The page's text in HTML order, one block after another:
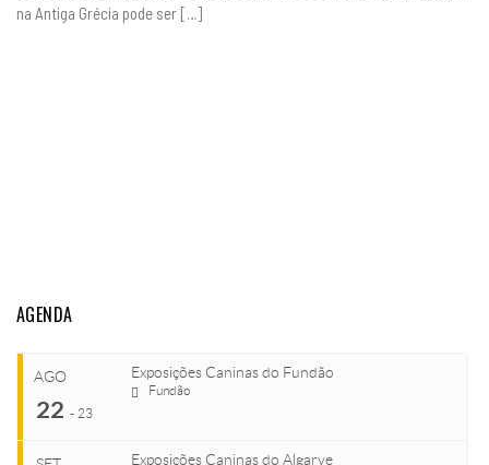
na Antiga Grécia pode ser […]
AGENDA
AGO
22 - 23
Exposições Caninas do Fundão
Fundão
Exposições Caninas do Algarve